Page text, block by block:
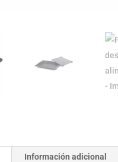
Información adicional